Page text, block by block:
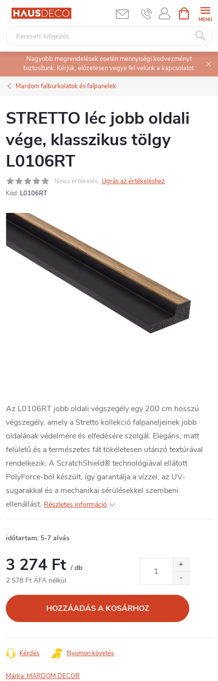
Ugrás
tartalomhoz
KOSÁR
Nagyobb megrendelések esetén mennyiségi kedvezményt
biztosítunk. Kérjük, előzetesen vegye fel velünk a kapcsolatot.
Mardom falburkolatok és falpanelek
STRETTO léc jobb oldali
vége, klasszikus tölgy
L0106RT
Nincs értékelés Ugrás az értékeléshez
Kód: L0106RT
Az L0106RT jobb oldali végszegély egy 200 cm hosszú
végszegély, amely a Stretto kollekció falpaneljeinek jobb
oldalának védelmére és elfedésére szolgál. Elegáns, matt
felületű és a természetes fát tökéletesen utánzó textúrával
rendelkezik. A ScratchShield® technológiával ellátott
PolyForce-ból készült, így garantálja a vízzel, az UV-
sugarakkal és a mechanikai sérülésekkel szembeni
ellenállást. Részletes információ
időtartam: 5-7 alvás
3 274 Ft / db
2 578 Ft ÁFA nélkül
HOZZÁADÁS A KOSÁRHOZ
Kérdés Nyomon követés
Márka: MARDOM DECOR